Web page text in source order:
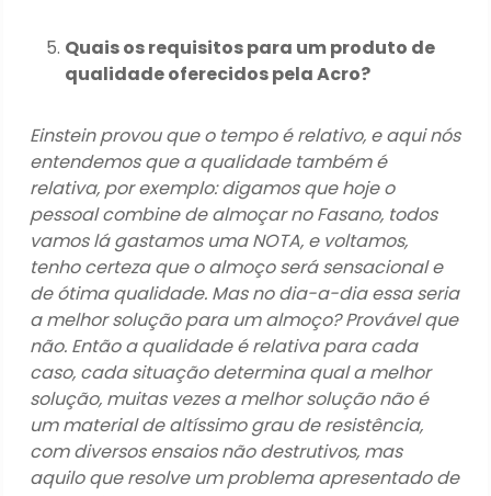
Quais os requisitos para um produto de
qualidade oferecidos pela Acro?
Einstein provou que o tempo é relativo, e aqui nós
entendemos que a qualidade também é
relativa, por exemplo: digamos que hoje o
pessoal combine de almoçar no Fasano, todos
vamos lá gastamos uma NOTA, e voltamos,
tenho certeza que o almoço será sensacional e
de ótima qualidade. Mas no dia-a-dia essa seria
a melhor solução para um almoço? Provável que
não. Então a qualidade é relativa para cada
caso, cada situação determina qual a melhor
solução, muitas vezes a melhor solução não é
um material de altíssimo grau de resistência,
com diversos ensaios não destrutivos, mas
aquilo que resolve um problema apresentado de